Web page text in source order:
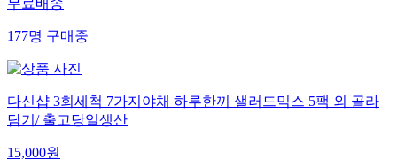
무료배송
177명구매중
다신샵 3회세척 7가지야채 하루한끼 샐러드믹스 5팩 외 골라
담기/ 출고당일생산
15,000원